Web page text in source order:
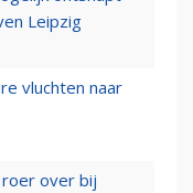
Leipzig
vluchten naar
over bij